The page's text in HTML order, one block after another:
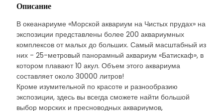
Описание
В океанариуме «Морской аквариум на Чистых прудах» на
экспозиции представлены более 200 аквариумных
комплексов от малых до больших. Самый масштабный из
них - 25-метровый панорамный аквариум «Батискаф», в
котором плавают 10 акул. Объем этого аквариума
составляет около 30000 литров!
Кроме изумительной по красоте и разнообразию
экспозиции, здесь вы всегда сможете найти большой
выбор морских и пресноводных аквариумов,